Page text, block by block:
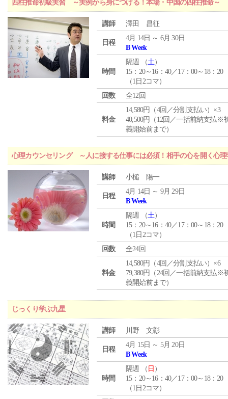
四柱推命初級実習 ～実例から身につける！本場・中国の四柱推命～
講師 澤田 昌征
日程
4月 14日 ～ 6月 30日
B Week
時間
隔週 （土）
15：20～16：40／17：00～18：20
（1日2コマ）
回数
全12回
料金
14,580円（4回／分割支払い）×3
40,500円（12回／一括前納支払※
義開始前まで）
心理カウンセリング ～人に接する仕事には必須！相手の心を開く心理
講師 小槌 陽一
日程
4月 14日 ～ 9月 29日
B Week
時間
隔週 （土）
15：20～16：40／17：00～18：20
（1日2コマ）
回数
全24回
料金
14,580円（4回／分割支払い）×6
79,380円（24回／一括前納支払※
義開始前まで）
じっくり学ぶ九星
講師 川野 文彰
日程
4月 15日 ～ 5月 20日
B Week
時間
隔週 （ 日 ）
15：20～16：40／17：00～18：20
（1日2コマ）